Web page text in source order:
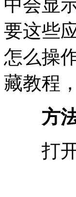
中会显
要这些
怎么操
藏教程
方法
打开